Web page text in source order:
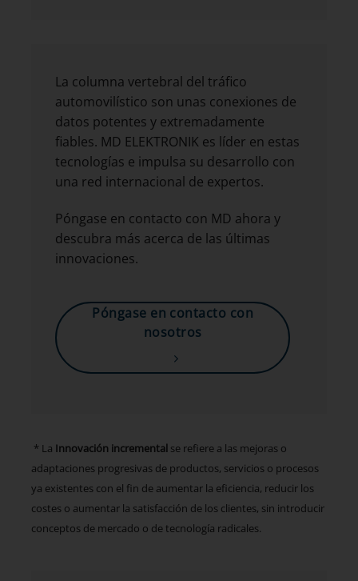
La columna vertebral del tráfico
automovilístico son unas conexiones de
datos potentes y extremadamente
fiables. MD ELEKTRONIK es líder en estas
tecnologías e impulsa su desarrollo con
una red internacional de expertos.
Póngase en contacto con MD ahora y
descubra más acerca de las últimas
innovaciones.
Póngase en contacto con
nosotros
* La Innovación incremental se refiere a las mejoras o
adaptaciones progresivas de productos, servicios o procesos
ya existentes con el fin de aumentar la eficiencia, reducir los
costes o aumentar la satisfacción de los clientes, sin introducir
conceptos de mercado o de tecnología radicales.